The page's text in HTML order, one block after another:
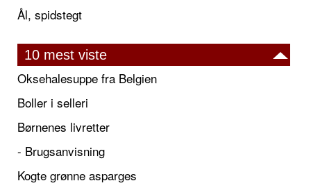
Ål, spidstegt
10 mest viste
Oksehalesuppe fra Belgien
Boller i selleri
Børnenes livretter
- Brugsanvisning
Kogte grønne asparges